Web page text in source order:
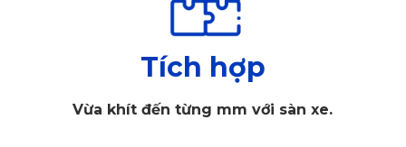
được sản xuất từ chất liệu da PU
Chất liệu này không chỉ chống trầy xước, khó bong tróc mà
còn giữ form tốt trong thời gian dài sử dụng, giúp nội thất xe
Tích hợp
Vừa khít đến từng mm với sàn xe.